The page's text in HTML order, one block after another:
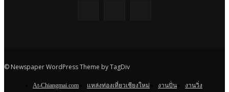
© Newspaper WordPress Theme by TagDiv
At-Chiangmai.com แหล่งท่องเที่ยวเชียงใหม่ งานปั่น
งานวิ่ง